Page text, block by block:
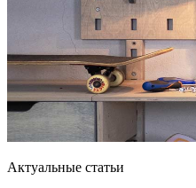
Актуальные статьи